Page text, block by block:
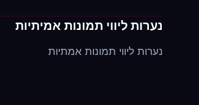
נערות ליווי תמונות אמיתיות
נערות ליווי תמונות אמתיות